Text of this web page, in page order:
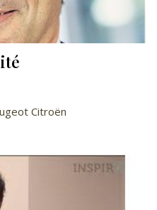
Citroën